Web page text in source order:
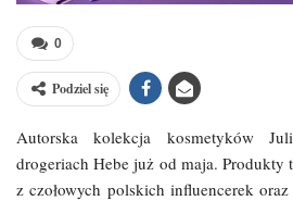
0
Podziel się
Autorska kolekcja kosmetyków
drogeriach Hebe już od maja. Produkty
z czołowych polskich influencerek